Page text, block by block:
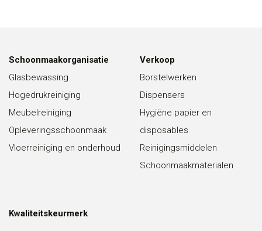
Schoonmaakorganisatie
Glasbewassing
Hogedrukreiniging
Meubelreiniging
Opleveringsschoonmaak
Vloerreiniging en onderhoud
Verkoop
Borstelwerken
Dispensers
Hygiëne papier en
disposables
Reinigingsmiddelen
Schoonmaakmaterialen
Kwaliteitskeurmerk